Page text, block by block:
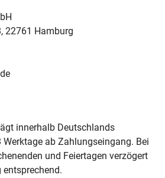
22761 Hamburg
innerhalb Deutschlands
ab Zahlungseingang. Bei
und Feiertagen verzögert